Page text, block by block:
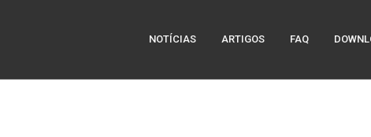
NOTÍCIAS ARTIGOS FAQ